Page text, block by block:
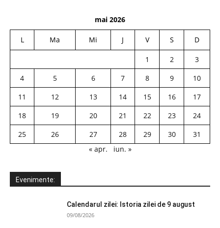
mai 2026
L Ma Mi J V S D
1 2
3
4
5 6 7 8 9
10
11
12 13 14 15 16
17
18
19 20 21 22 23
24
25
26 27 28 29 30
31
« apr.
iun. »
Evenimente:
Calendarul zilei: Istoria zilei de 9 august
09/08/2026